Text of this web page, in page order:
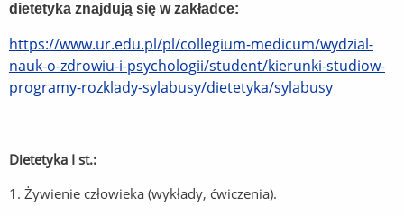
dietetyka znajdują się w zakładce:
https://www.ur.edu.pl/pl/collegium-medicum/wydzial-
nauk-o-zdrowiu-i-psychologii/student/kierunki-studiow-
programy-rozklady-sylabusy/dietetyka/sylabusy
Dietetyka I st.:
1. Żywienie człowieka (wykłady, ćwiczenia).